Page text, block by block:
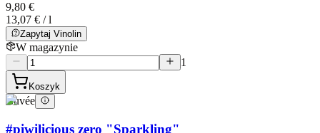
9,80 €
13,07 € / l
Zapytaj Vinolin
W magazynie
1
Koszyk
Cuvée
#piwilicious zero "Sparkling"